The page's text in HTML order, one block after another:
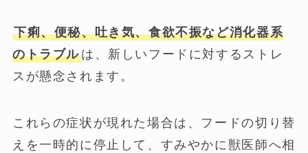
下痢、便秘、吐き気、食欲不振など消化器系
のトラブルは、新しいフードに対するストレ
スが懸念されます。
これらの症状が現れた場合は、フードの切り替
えを一時的に停止して、すみやかに獣医師へ相